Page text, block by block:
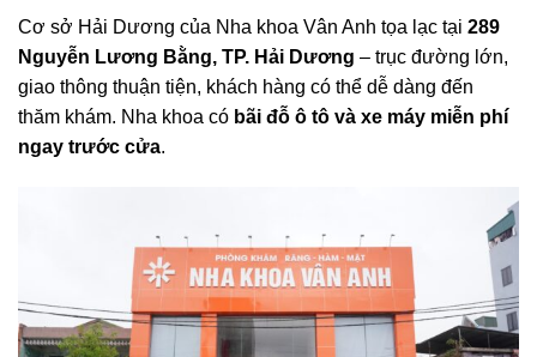
Cơ sở Hải Dương của Nha khoa Vân Anh tọa lạc tại 289
Nguyễn Lương Bằng, TP. Hải Dương – trục đường lớn,
giao thông thuận tiện, khách hàng có thể dễ dàng đến
thăm khám. Nha khoa có bãi đỗ ô tô và xe máy miễn phí
ngay trước cửa.